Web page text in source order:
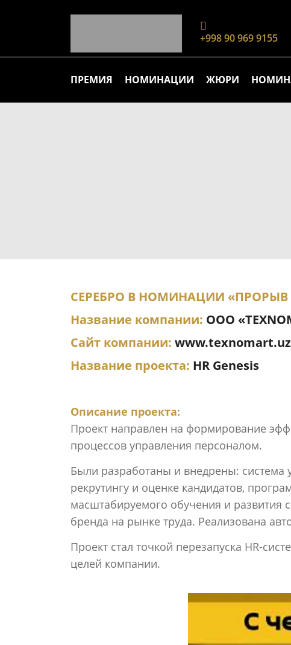
+998 90 969 9155
ПРЕМИЯ НОМИНАЦИИ ЖЮРИ
СЕРЕБРО В НОМИНАЦИИ «ПРОРЫВ
Название компании: OOO
Сайт компании: www.texnomart.uz
Название проекта: HR Genesis
Описание проекта:
Проект направлен на формирование
процессов управления персоналом.
Были разработаны и внедрены: система
рекрутингу и оценке кандидатов,
масштабируемого обучения и развития
бренда на рынке труда. Реализована
Проект стал точкой перезапуска HR-
целей компании.